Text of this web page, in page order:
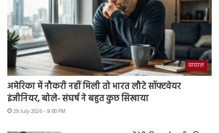
वायरल
अमेरिका में नौकरी नहीं मिली तो भारत लौटे सॉफ्टवेयर
इंजीनियर, बोले- संघर्ष ने बहुत कुछ सिखाया
29 July 2026 - 8:00 PM